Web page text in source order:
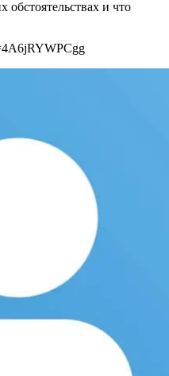
обстоятельствах и что